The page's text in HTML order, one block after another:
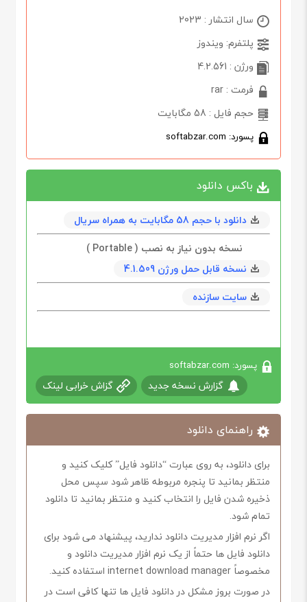
سال انتشار : 2023
پلتفرم: ویندوز
ورژن : 4.2.561
فرمت : rar
حجم فایل : 58 مگابایت
پسورد: softabzar.com
باکس دانلود
دانلود با حجم 58 مگابایت به همراه سریال
نسخه بدون نیاز به نصب ( Portable )
نسخه قابل حمل ورژن 4.1.509
سایت سازنده
پسورد: softabzar.com
گزارش نسخه جدید گزاش خرابی لینک
راهنمای دانلود
برای دانلود، به روی عبارت “دانلود فایل” کلیک کنید و
منتظر بمانید تا پنجره مربوطه ظاهر شود سپس محل
ذخیره شدن فایل را انتخاب کنید و منتظر بمانید تا دانلود
تمام شود.
اگر نرم افزار مدیریت دانلود ندارید، پیشنهاد می شود برای
دانلود فایل ها حتماً از یک نرم افزار مدیریت دانلود و
مخصوصاً internet download manager استفاده کنید.
در صورت بروز مشکل در دانلود فایل ها تنها کافی است در